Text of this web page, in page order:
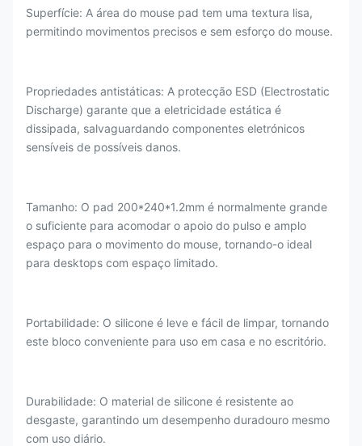
Superfície: A área do mouse pad tem uma textura lisa,
permitindo movimentos precisos e sem esforço do mouse.
Propriedades antistáticas: A protecção ESD (Electrostatic
Discharge) garante que a eletricidade estática é
dissipada, salvaguardando componentes eletrónicos
sensíveis de possíveis danos.
Tamanho: O pad 200*240*1.2mm é normalmente grande
o suficiente para acomodar o apoio do pulso e amplo
espaço para o movimento do mouse, tornando-o ideal
para desktops com espaço limitado.
Portabilidade: O silicone é leve e fácil de limpar, tornando
este bloco conveniente para uso em casa e no escritório.
Durabilidade: O material de silicone é resistente ao
desgaste, garantindo um desempenho duradouro mesmo
com uso diário.